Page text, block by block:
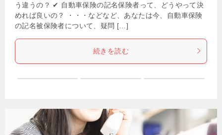
う違うの？ ✔ 自動車保険の記名保険者って、どうやって決
めれば良いの？ ・・・などなど、あなたは今、自動車保険
の記名被保険者について、疑問 […]
続きを読む